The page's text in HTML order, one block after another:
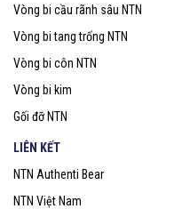
Vòng bi cầu rãnh sâu NTN
Vòng bi tang trống NTN
Vòng bi côn NTN
Vòng bi kim
Gối đỡ NTN
LIÊN KẾT
NTN Authenti Bear
NTN Việt Nam